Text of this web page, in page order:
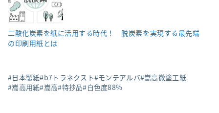
二酸化炭素を紙に活用する時代！ 脱炭素を実現する最先端
の印刷用紙とは
日本製紙 b7トラネクスト モンテアルバ 嵩高微塗工紙
嵩高用紙 嵩高 特抄品 白色度88%